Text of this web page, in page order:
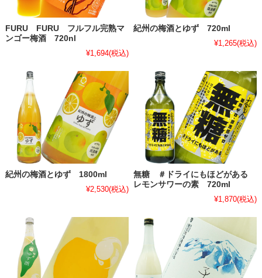
FURU FURU フルフル完熟マ
ンゴー梅酒 720nl
¥1,694(税込)
紀州の梅酒とゆず 720ml
¥1,265(税込)
紀州の梅酒とゆず 1800ml
¥2,530(税込)
無糖 ＃ドライにもほどがある
レモンサワーの素 720ml
¥1,870(税込)